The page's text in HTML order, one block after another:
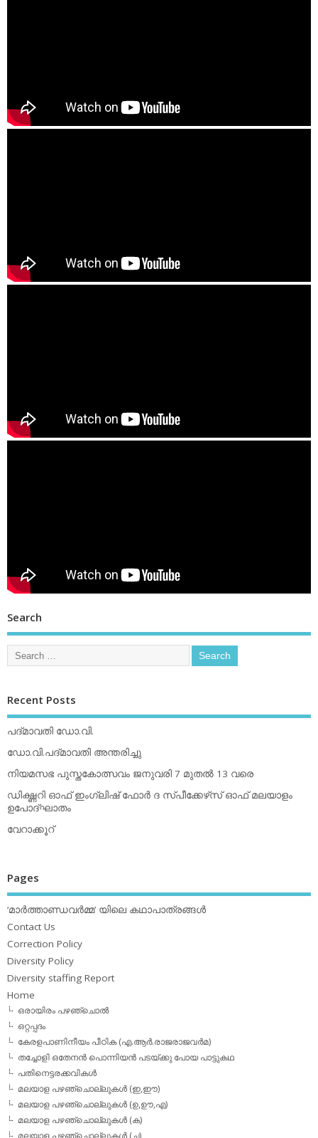
Search
Recent Posts
പദ്മാവതി ഡോ.വി.
ഡോ.വി.പദ്മാവതി അന്തരിച്ചു
നിയമസഭ പുസ്തകോത്സവം ജനുവരി 7 മുതല്‍ 13 വരെ
ഡിക്ഷ്ണറി ഓഫ് ഇംഗ്ലിഷ് ഫോര്‍ ദ സ്പീക്കേഴ്‌സ് ഓഫ് മലയാളം
ഉപോദ്ഘാതം
വേറാക്കൂറ്
Pages
‘മാര്‍ത്താണ്ഡവര്‍മ്മ’ യിലെ കഥാപാത്രങ്ങള്‍
Contact Us
Correction Policy
Diversity Policy
Diversity staffing Report
Home
ഒരായിരം പഴഞ്ചൊല്‍
ഒറ്റപ്പദം
കേരളപാണിനീയം പീഠിക (എ.ആര്‍.രാജരാജവര്‍മ)
തച്ചോളി ഒതേനൻ പൊന്നിയൻ പടയ്‌ക്കു പോയ പാട്ടുകഥ
പതിനെട്ടരക്കവികള്‍
മലയാള പഴഞ്ചൊല്ലുകള്‍ (ഇ,ഈ)
മലയാള പഴഞ്ചൊല്ലുകള്‍ (ഉ,ഊ,എ)
മലയാള പഴഞ്ചൊല്ലുകള്‍ (ക)
മലയാള പഴഞ്ചൊല്ലുകള്‍ (ച)